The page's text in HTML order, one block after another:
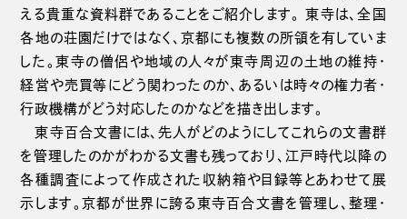
える貴重な資料群であることをご紹介します。 東寺は、全国
各地の荘園だけではなく、京都にも複数の所領を有していま
した。東寺の僧侶や地域の人々が東寺周辺の土地の維持・
経営や売買等にどう関わったのか、あるいは時々の権力者・
行政機構がどう対応したのかなどを描き出します。
東寺百合文書には、先人がどのようにしてこれらの文書群
を管理したのかがわかる文書も残っており、江戸時代以降の
各種調査によって作成された収納箱や目録等とあわせて展
示します。京都が世界に誇る東寺百合文書を管理し、整理・